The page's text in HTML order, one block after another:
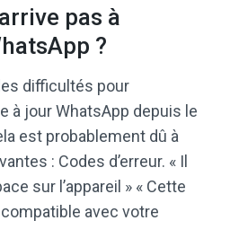
pas à
?
difficultés pour
à jour WhatsApp depuis le
est probablement dû à
: Codes d’erreur. « Il
sur l’appareil » « Cette
avec votre